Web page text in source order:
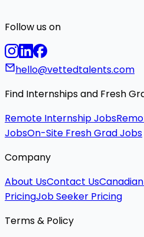
Follow us on
hello@vettedtalents.com
Find Internships and Fresh
Remote Internship Jobs
JobsOn-Site Fresh Grad Jobs
Company
About UsContact Us
PricingJob Seeker Pricing
Terms & Policy